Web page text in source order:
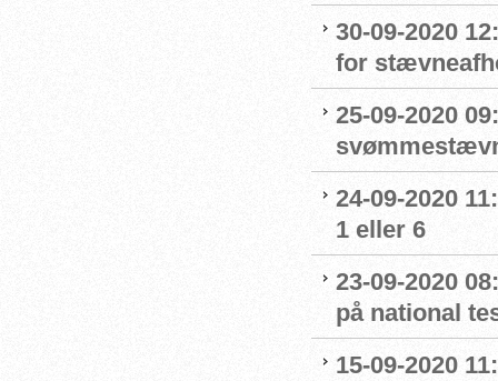
30-09-2020
for
25-09-2020
24-09-2020
1 eller 6
23-09-2020
på national
15-09-2020